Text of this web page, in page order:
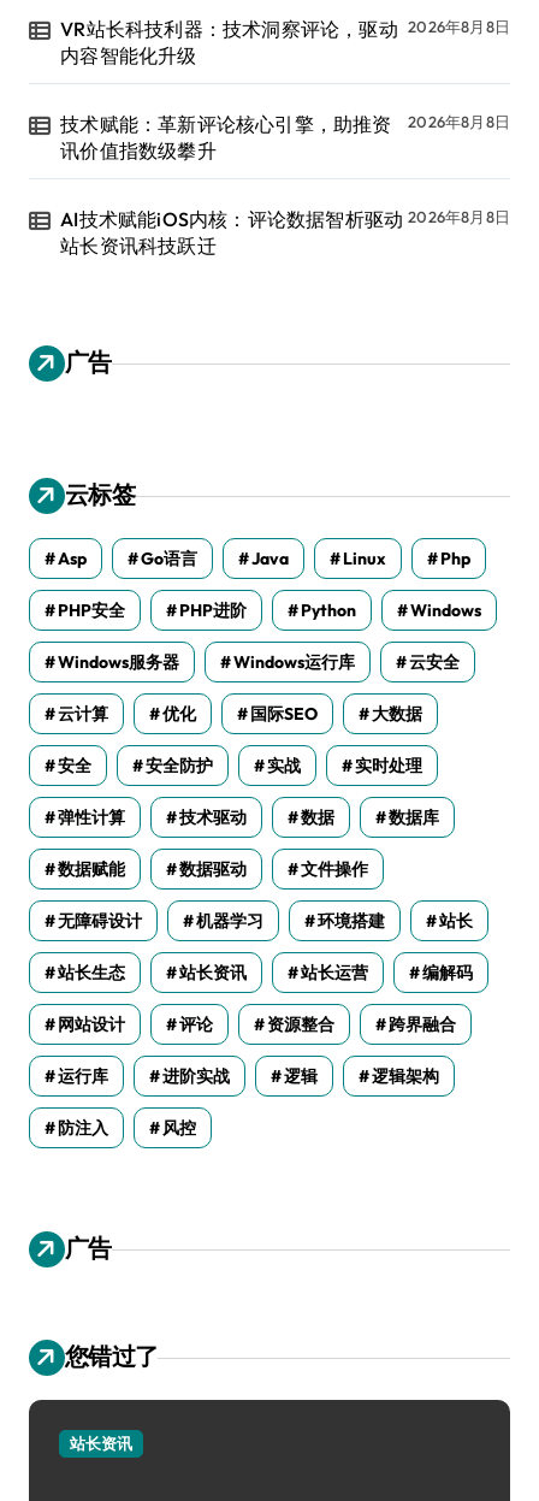
VR站长科技利器：技术洞察评论，驱动
内容智能化升级
2026年8月8日
技术赋能：革新评论核心引擎，助推资
讯价值指数级攀升
2026年8月8日
AI技术赋能iOS内核：评论数据智析驱动
站长资讯科技跃迁
2026年8月8日
广告
云标签
Asp Go语言 Java Linux Php
PHP安全 PHP进阶 Python Windows
Windows服务器 Windows运行库 云安全
云计算 优化 国际SEO 大数据
安全 安全防护 实战 实时处理
弹性计算 技术驱动 数据 数据库
数据赋能 数据驱动 文件操作
无障碍设计 机器学习 环境搭建 站长
站长生态 站长资讯 站长运营 编解码
网站设计 评论 资源整合 跨界融合
运行库 进阶实战 逻辑 逻辑架构
防注入 风控
广告
您错过了
站长资讯